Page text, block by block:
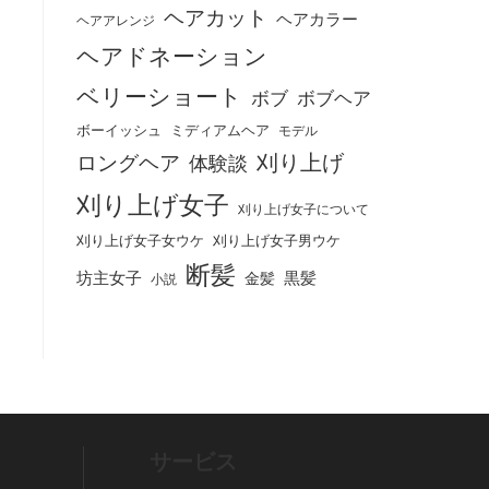
ヘアアレンジ ヘアカット ヘアカラー
ヘアドネーション
ベリーショート
ボブ ボブヘア
ボーイッシュ ミディアムヘア モデル
ロングヘア 体験談 刈り上げ
刈り上げ女子 刈り上げ女子について
刈り上げ女子女ウケ 刈り上げ女子男ウケ
坊主女子 小説 断髪 金髪 黒髪